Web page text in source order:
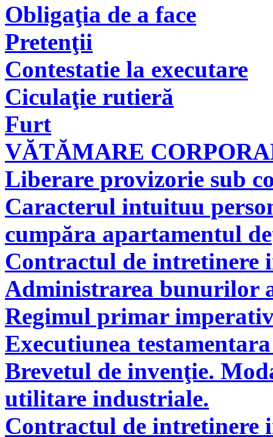
Obligaţia de a face
Pretenţii
Contestatie la executare
Ciculaţie rutieră
Furt
VĂTĂMARE
Liberare provizorie sub
Caracterul intuituu
cumpăra apartamentul
Contractul de intretinere
Administrarea bunurilor
Regimul primar
Executiunea
Brevetul de invenţie.
utilitare industriale.
Contractul de intretinere